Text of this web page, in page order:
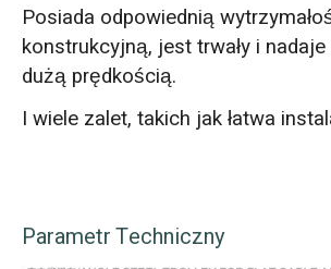
Posiada odpowiednią
konstrukcyjną, jest trwały i
dużą prędkością.
I wiele zalet, takich jak łatwa
Parametr Techniczny